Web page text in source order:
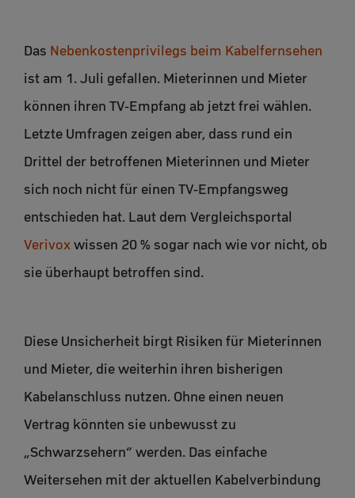
Das Nebenkostenprivilegs beim Kabelfernsehen
ist am 1. Juli gefallen. Mieterinnen und Mieter
können ihren TV-Empfang ab jetzt frei wählen.
Letzte Umfragen zeigen aber, dass rund ein
Drittel der betroffenen Mieterinnen und Mieter
sich noch nicht für einen TV-Empfangsweg
entschieden hat. Laut dem Vergleichsportal
Verivox wissen 20 % sogar nach wie vor nicht, ob
sie überhaupt betroffen sind.
Diese Unsicherheit birgt Risiken für Mieterinnen
und Mieter, die weiterhin ihren bisherigen
Kabelanschluss nutzen. Ohne einen neuen
Vertrag könnten sie unbewusst zu
„Schwarzsehern“ werden. Das einfache
Weitersehen mit der aktuellen Kabelverbindung